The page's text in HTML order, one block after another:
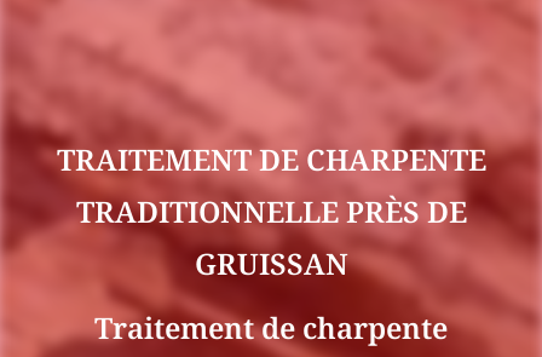
TRAITEMENT DE CHARPENTE
TRADITIONNELLE PRÈS DE
GRUISSAN
Traitement de charpente